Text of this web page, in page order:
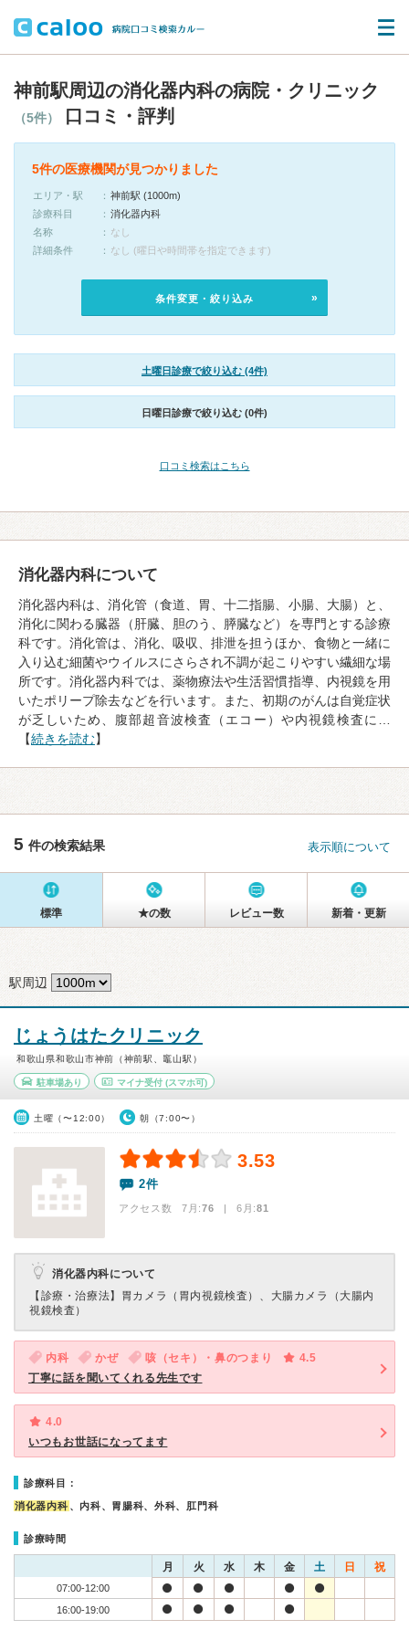
神前駅周辺の消化器内科の病院・クリニック
（5件） 口コミ・評判
5件の医療機関が見つかりました
エリア・駅
神前駅 (1000m)
診療科目
消化器内科
名称
なし
詳細条件
なし (曜日や時間帯を指定できます)
条件変更・絞り込み
土曜日診療で絞り込む (4件)
日曜日診療で絞り込む (0件)
口コミ検索はこちら
消化器内科について
消化器内科は、消化管（食道、胃、十二指腸、小腸、大腸）と、
消化に関わる臓器（肝臓、胆のう、膵臓など）を専門とする診療
科です。消化管は、消化、吸収、排泄を担うほか、食物と一緒に
入り込む細菌やウイルスにさらされ不調が起こりやすい繊細な場
所です。消化器内科では、薬物療法や生活習慣指導、内視鏡を用
いたポリープ除去などを行います。また、初期のがんは自覚症状
が乏しいため、腹部超音波検査（エコー）や内視鏡検査に…
【続きを読む】
5 件の検索結果 表示順について
標準 ★の数 レビュー数 新着・更新
駅周辺
じょうはたクリニック
和歌山県和歌山市神前（神前駅、竈山駅）
駐車場あり マイナ受付(スマホ可)
土曜（〜12:00） 朝（7:00〜）
3.53
2件
アクセス数 7月:76 | 6月:81
消化器内科について
【診療・治療法】 胃カメラ（胃内視鏡検査）、大腸カメラ（大腸内
視鏡検査）
内科 かぜ 咳（セキ）・鼻のつまり
4.5
丁寧に話を聞いてくれる先生です
4.0
いつもお世話になってます
診療科目：
消化器内科 、内科、胃腸科、外科、肛門科
診療時間
月 火 水 木 金 土 日 祝
07:00-12:00
16:00-19:00